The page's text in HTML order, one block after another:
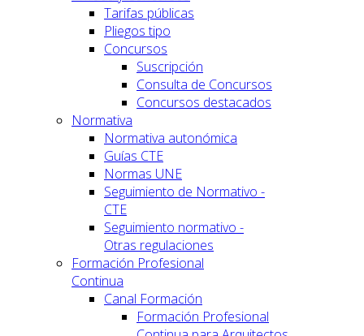
Tarifas públicas
Pliegos tipo
Concursos
Suscripción
Consulta de Concursos
Concursos destacados
Normativa
Normativa autonómica
Guías CTE
Normas UNE
Seguimiento de Normativo -
CTE
Seguimiento normativo -
Otras regulaciones
Formación Profesional
Continua
Canal Formación
Formación Profesional